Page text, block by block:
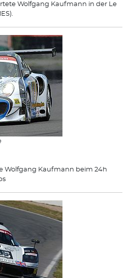
Wolfgang Kaufmann in der Le
Wolfgang Kaufmann beim 24h